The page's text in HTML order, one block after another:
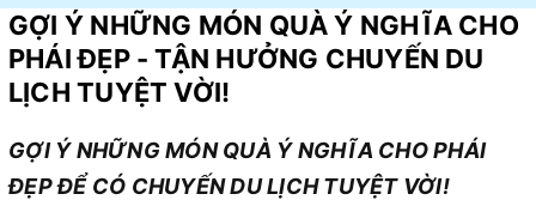
GỢI Ý NHỮNG MÓN QUÀ Ý NGHĨA CHO
PHÁI ĐẸP - TẬN HƯỞNG CHUYẾN DU
LỊCH TUYỆT VỜI!
GỢI Ý NHỮNG MÓN QUÀ Ý NGHĨA CHO PHÁI
ĐẸP ĐỂ CÓ CHUYẾN DU LỊCH TUYỆT VỜI!